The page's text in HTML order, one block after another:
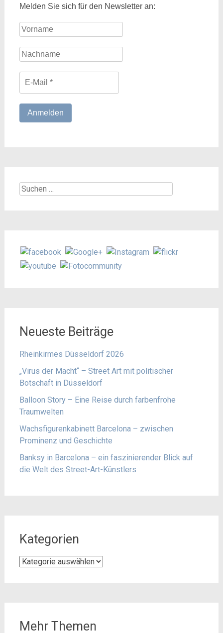
Melden Sie sich für den Newsletter an:
Suchen
Neueste Beiträge
Rheinkirmes Düsseldorf 2026
„Virus der Macht“ – Street Art mit politischer
Botschaft in Düsseldorf
Balloon Story – Eine Reise durch farbenfrohe
Traumwelten
Wachsfigurenkabinett Barcelona – zwischen
Prominenz und Geschichte
Banksy in Barcelona – ein faszinierender Blick auf
die Welt des Street-Art-Künstlers
Kategorien
Kategorien
Mehr Themen